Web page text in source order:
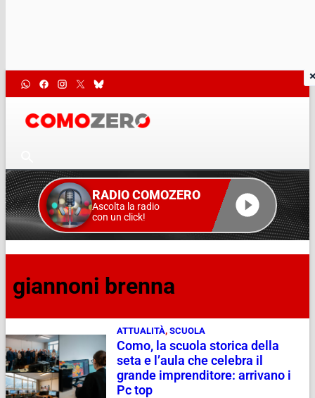
RADIO COMOZERO
Ascolta la radio
con un click!
giannoni brenna
ATTUALITÀ, SCUOLA
Como, la scuola storica della
seta e l’aula che celebra il
grande imprenditore: arrivano i
Pc top